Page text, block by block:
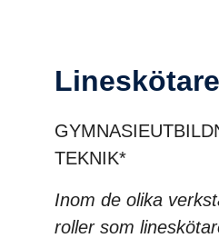
Lineskö­tare
TEKNIK*
Inom de olika
roller som